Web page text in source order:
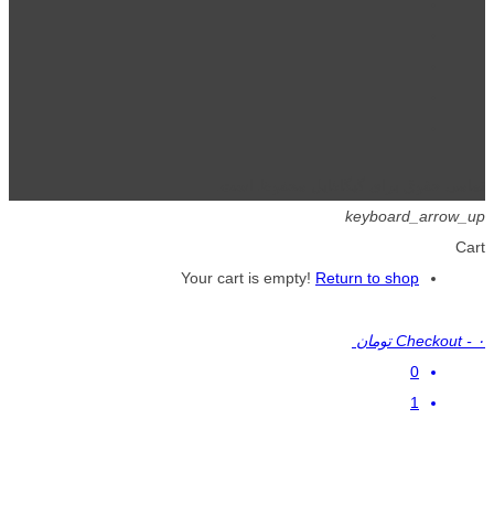
keyboard_arrow_up
Cart
Your cart is empty! Return to shop
Checkout - ۰ تومان
0
1